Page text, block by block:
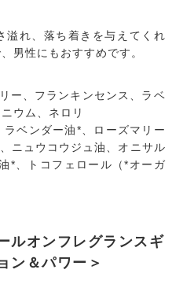
溢れ、落ち着きを与えてくれ
男性にもおすすめです。
ー、フランキンセンス、ラベ
ウム、ネロリ
ベンダー油*、ローズマリー
ニュウコウジュ油、オニサル
*、トコフェロール（*オーガ
ルオンフレグランスギ
ン＆パワー＞